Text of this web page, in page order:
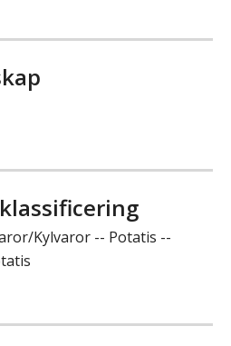
Kylvaror -- Potatis --